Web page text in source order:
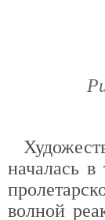
началась
волной